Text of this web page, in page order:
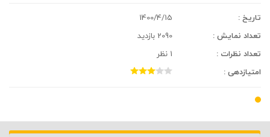
تاریخ :
1400/4/15
تعداد نمایش :
2090 بازدید
تعداد نظرات :
1 نظر
امتیازدهی :